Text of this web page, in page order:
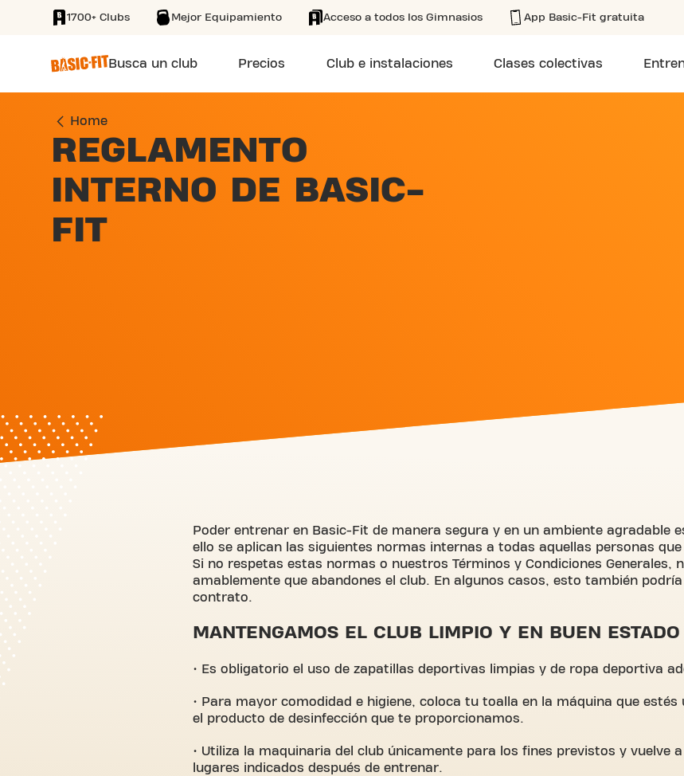
SKIP TO MAIN CONTENT
1700+ Clubs Mejor Equipamiento Acceso a todos los Gimnasios App Basic-Fit gratuita
Busca un club Precios Club e instalaciones Clases colectivas
Home
REGLAMENTO
INTERNO DE BASIC-
FIT
Poder entrenar en Basic-Fit de manera segura y en un ambiente agradable
ello se aplican las siguientes normas internas a todas aquellas personas
Si no respetas estas normas o nuestros Términos y Condiciones Generales,
amablemente que abandones el club. En algunos casos, esto también
contrato.
MANTENGAMOS EL CLUB LIMPIO Y EN BUEN ESTADO
• Es obligatorio el uso de zapatillas deportivas limpias y de ropa deportiva
• Para mayor comodidad e higiene, coloca tu toalla en la máquina que estés
el producto de desinfección que te proporcionamos.
• Utiliza la maquinaria del club únicamente para los fines previstos y vuelve
lugares indicados después de entrenar.